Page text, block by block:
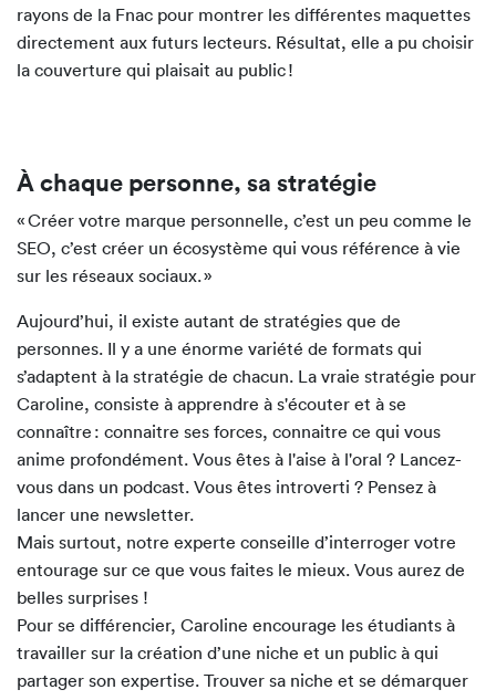
rayons de la Fnac pour montrer les différentes maquettes
directement aux futurs lecteurs. Résultat, elle a pu choisir
la couverture qui plaisait au public !
À chaque personne, sa stratégie
« Créer votre marque personnelle, c’est un peu comme le
SEO, c’est créer un écosystème qui vous référence à vie
sur les réseaux sociaux. »
Aujourd’hui, il existe autant de stratégies que de
personnes. Il y a une énorme variété de formats qui
s’adaptent à la stratégie de chacun. La vraie stratégie pour
Caroline, consiste à apprendre à s'écouter et à se
connaître : connaitre ses forces, connaitre ce qui vous
anime profondément. Vous êtes à l'aise à l'oral ? Lancez-
vous dans un podcast. Vous êtes introverti ? Pensez à
lancer une newsletter.
Mais surtout, notre experte conseille d’interroger votre
entourage sur ce que vous faites le mieux. Vous aurez de
belles surprises !
Pour se différencier, Caroline encourage les étudiants à
travailler sur la création d’une niche et un public à qui
partager son expertise. Trouver sa niche et se démarquer